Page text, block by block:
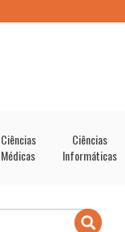
Ciências
Médicas
Ciências
Informáticas